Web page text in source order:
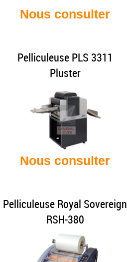
Nous consulter
Pelliculeuse PLS 3311
Pluster
Nous consulter
Pelliculeuse Royal Sovereign
RSH-380